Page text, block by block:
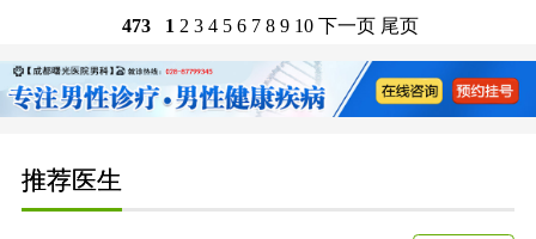
473 1 2 3 4 5 6 7 8 9 10 下一页 尾页
推荐医生